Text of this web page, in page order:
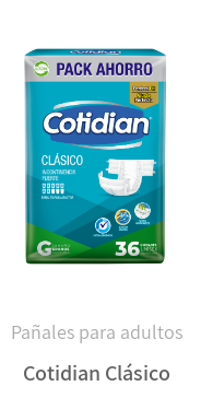
Pañales para adultos
Cotidian Clásico